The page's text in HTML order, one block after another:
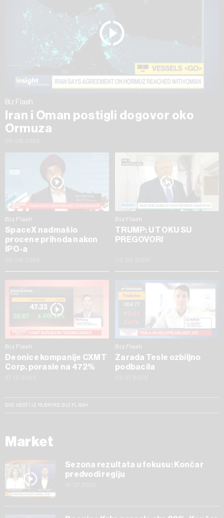
Biz Flash
Iran i Oman postigli dogovor oko
Ormuza
Biz Flash
SpaceX nadmašio
procene prihoda nakon
IPO-a
Biz Flash
TRUMP: U TOKU SU
PREGOVORI
Biz Flash
Deonice kompanije CXMT
Corp. porasle na 472%
Biz Flash
Zarada Tesle ozbiljno
podbacila
SVE VESTI IZ RUBRIKE BIZ FLASH
Market
Sezona rezultata u fokusu: Končar
predvodi regiju